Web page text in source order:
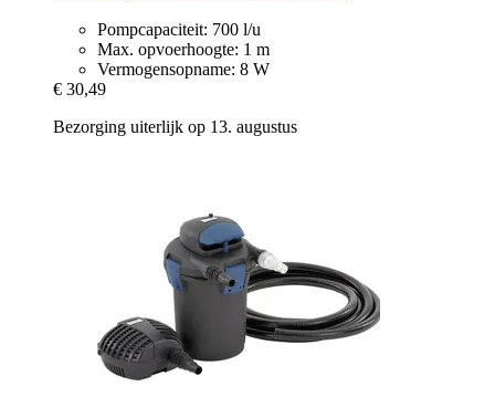
Pompcapaciteit: 700 l/u
Max. opvoerhoogte: 1 m
Vermogensopname: 8 W
€ 30,49
Bezorging uiterlijk op 13. augustus